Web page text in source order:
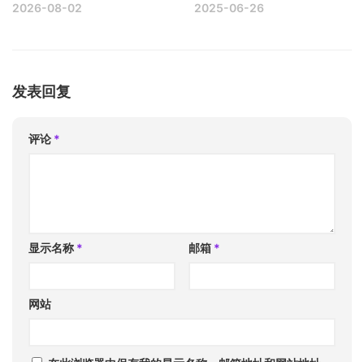
2026-08-02
2025-06-26
发表回复
评论 *
显示名称 * 邮箱 *
网站